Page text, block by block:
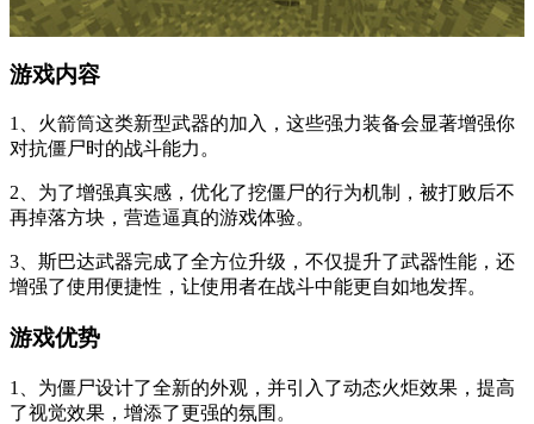
游戏内容
1、火箭筒这类新型武器的加入，这些强力装备会显著增强你
对抗僵尸时的战斗能力。
2、为了增强真实感，优化了挖僵尸的行为机制，被打败后不
再掉落方块，营造逼真的游戏体验。
3、斯巴达武器完成了全方位升级，不仅提升了武器性能，还
增强了使用便捷性，让使用者在战斗中能更自如地发挥。
游戏优势
1、为僵尸设计了全新的外观，并引入了动态火炬效果，提高
了视觉效果，增添了更强的氛围。